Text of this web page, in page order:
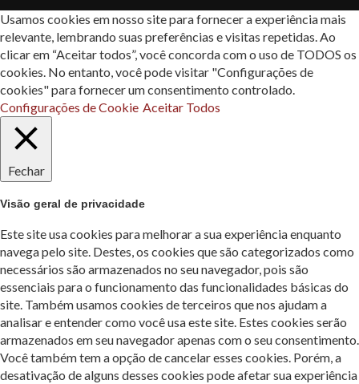
Usamos cookies em nosso site para fornecer a experiência mais
relevante, lembrando suas preferências e visitas repetidas. Ao
clicar em “Aceitar todos”, você concorda com o uso de TODOS os
cookies. No entanto, você pode visitar "Configurações de
cookies" para fornecer um consentimento controlado.
Configurações de Cookie Aceitar Todos
Fechar
Visão geral de privacidade
Este site usa cookies para melhorar a sua experiência enquanto
navega pelo site. Destes, os cookies que são categorizados como
necessários são armazenados no seu navegador, pois são
essenciais para o funcionamento das funcionalidades básicas do
site. Também usamos cookies de terceiros que nos ajudam a
analisar e entender como você usa este site. Estes cookies serão
armazenados em seu navegador apenas com o seu consentimento.
Você também tem a opção de cancelar esses cookies. Porém, a
desativação de alguns desses cookies pode afetar sua experiência